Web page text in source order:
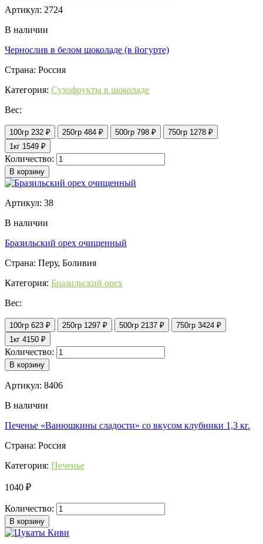
Артикул: 2724
В наличии
Чернослив в белом шоколаде (в йогурте)
Страна: Россия
Категория: Сухофрукты в шоколаде
Вес:
100гр 232 ₽ 250гр 484 ₽ 500гр 798 ₽ 750гр 1278 ₽
1кг 1549 ₽
Количество:
В корзину
Артикул: 38
В наличии
Бразильский орех очищенный
Страна: Перу, Боливия
Категория: Бразильский орех
Вес:
100гр 623 ₽ 250гр 1297 ₽ 500гр 2137 ₽ 750гр 3424 ₽
1кг 4150 ₽
Количество:
В корзину
Артикул: 8406
В наличии
Печенье «Ванюшкины сладости» со вкусом клубники 1,3 кг.
Страна: Россия
Категория: Печенье
1040 ₽
Количество:
В корзину